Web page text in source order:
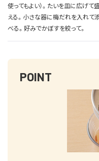
使ってもよい）。たいを皿に広げて
える。小さな器に梅だれを入れて
べる。好みでかぼすを絞って。
POINT